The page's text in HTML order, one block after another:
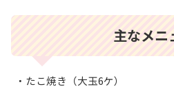
主なメニ
・たこ焼き（大玉6ケ）